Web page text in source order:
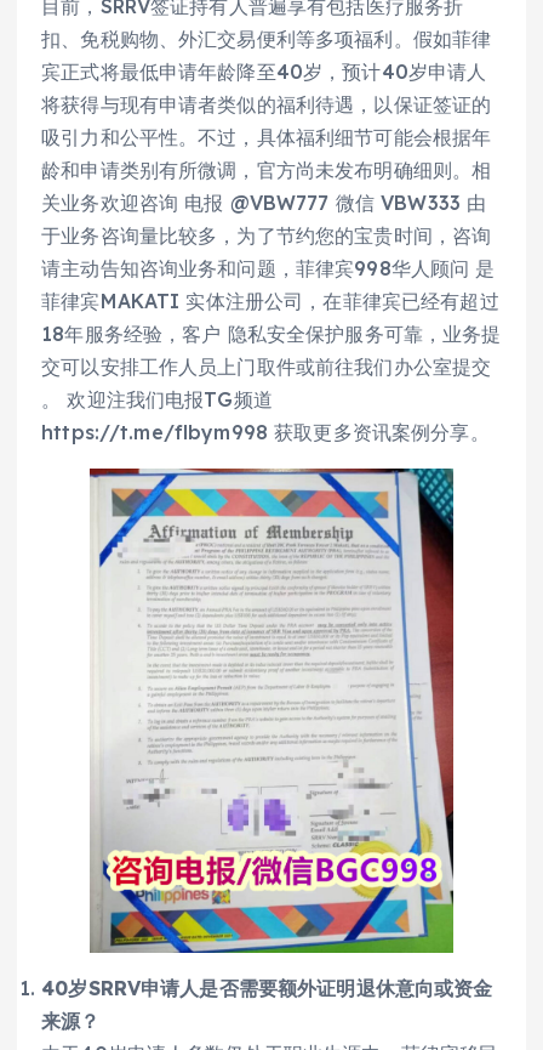
目前，SRRV签证持有人普遍享有包括医疗服务折
扣、免税购物、外汇交易便利等多项福利。假如菲律
宾正式将最低申请年龄降至40岁，预计40岁申请人
将获得与现有申请者类似的福利待遇，以保证签证的
吸引力和公平性。不过，具体福利细节可能会根据年
龄和申请类别有所微调，官方尚未发布明确细则。相
关业务欢迎咨询 电报 @VBW777 微信 VBW333 由
于业务咨询量比较多，为了节约您的宝贵时间，咨询
请主动告知咨询业务和问题，菲律宾998华人顾问 是
菲律宾MAKATI 实体注册公司，在菲律宾已经有超过
18年服务经验，客户 隐私安全保护服务可靠，业务提
交可以安排工作人员上门取件或前往我们办公室提交
。 欢迎注我们电报TG频道
https://t.me/flbym998 获取更多资讯案例分享。
40岁SRRV申请人是否需要额外证明退休意向或资金
来源？